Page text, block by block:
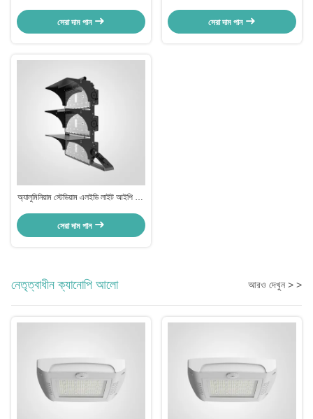
1000W 1500W
সেরা দাম পান
সেরা দাম পান
অ্যালুমিনিয়াম স্টেডিয়াম এলইডি লাইট আইপি 66
লাইটিং
সেরা দাম পান
নেতৃত্বাধীন ক্যানোপি আলো আরও দেখুন > >